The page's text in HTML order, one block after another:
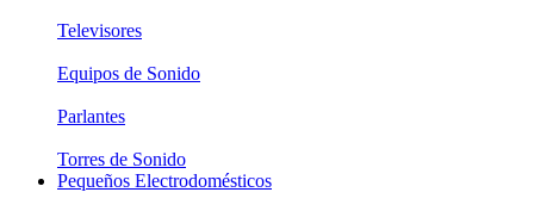
Televisores
Equipos de Sonido
Parlantes
Torres de Sonido
Pequeños Electrodomésticos